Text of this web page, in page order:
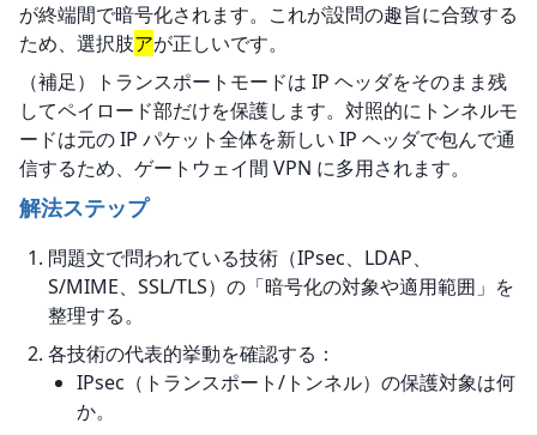
が終端間で暗号化されます。これが設問の趣旨に合致する
ため、選択肢アが正しいです。
（補足）トランスポートモードは IP ヘッダをそのまま残
してペイロード部だけを保護します。対照的にトンネルモ
ードは元の IP パケット全体を新しい IP ヘッダで包んで通
信するため、ゲートウェイ間 VPN に多用されます。
解法ステップ
問題文で問われている技術（IPsec、LDAP、
S/MIME、SSL/TLS）の「暗号化の対象や適用範囲」を
整理する。
各技術の代表的挙動を確認する：
IPsec（トランスポート/トンネル）の保護対象は何
か。